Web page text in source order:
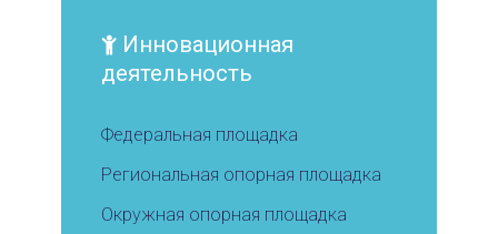
Инновационная
деятельность
Федеральная площадка
Региональная опорная площадка
Окружная опорная площадка